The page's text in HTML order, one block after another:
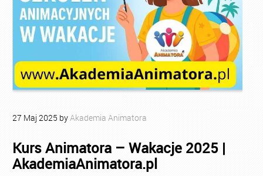
27 Maj 2025 byAkademia Animatora
Kurs Animatora – Wakacje 2025 |
AkademiaAnimatora.pl